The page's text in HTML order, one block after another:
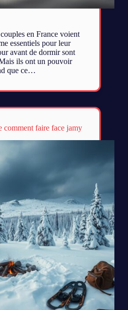
en France voient
essentiels pour leur
avant de dormir sont
ils ont un pouvoir
que ce…
comment faire face jamy